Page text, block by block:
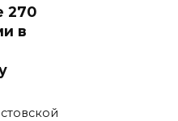
270
в